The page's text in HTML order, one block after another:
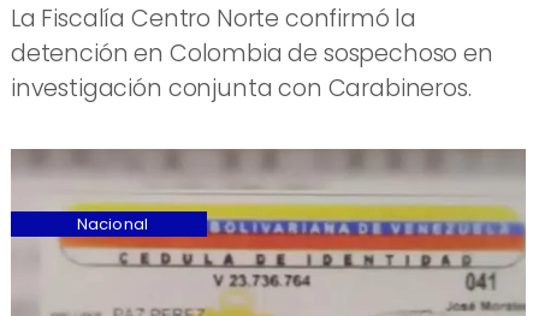
La Fiscalía Centro Norte confirmó la
detención en Colombia de sospechoso en
investigación conjunta con Carabineros.
Nacional